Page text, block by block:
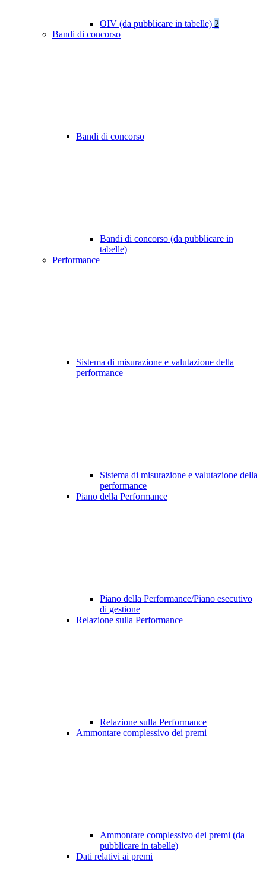
OIV (da pubblicare in tabelle) 2
Bandi di concorso
Bandi di concorso
Bandi di concorso (da pubblicare in
tabelle)
Performance
Sistema di misurazione e valutazione della
performance
Sistema di misurazione e valutazione della
performance
Piano della Performance
Piano della Performance/Piano esecutivo
di gestione
Relazione sulla Performance
Relazione sulla Performance
Ammontare complessivo dei premi
Ammontare complessivo dei premi (da
pubblicare in tabelle)
Dati relativi ai premi